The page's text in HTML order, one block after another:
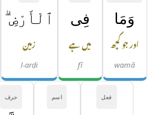
وَمَا
اور جو کچھ
wamā
فِى
میں ہے
fī
ٱلْأَرْضِ ۗ
زمین
l-arḍi
فعل اسم حرف